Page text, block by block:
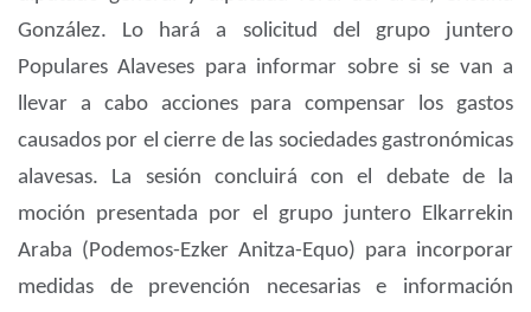
González. Lo hará a solicitud del grupo juntero
Populares Alaveses para informar sobre si se van a
llevar a cabo acciones para compensar los gastos
causados por el cierre de las sociedades gastronómicas
alavesas. La sesión concluirá con el debate de la
moción presentada por el grupo juntero Elkarrekin
Araba (Podemos-Ezker Anitza-Equo) para incorporar
medidas de prevención necesarias e información